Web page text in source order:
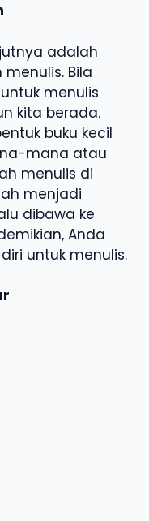
adalah
Bila
menulis
kita berada.
buku kecil
mana atau
menulis di
menjadi
dibawa ke
Anda
untuk menulis.